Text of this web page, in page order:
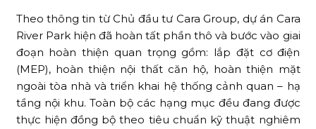
Theo thông tin từ Chủ đầu tư Cara Group, dự án Cara
River Park hiện đã hoàn tất phần thô và bước vào giai
đoạn hoàn thiện quan trọng gồm: lắp đặt cơ điện
(MEP), hoàn thiện nội thất căn hộ, hoàn thiện mặt
ngoài tòa nhà và triển khai hệ thống cảnh quan – hạ
tầng nội khu. Toàn bộ các hạng mục đều đang được
thực hiện đồng bộ theo tiêu chuẩn kỹ thuật nghiêm